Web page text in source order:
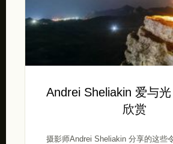
Andrei Sheliakin 爱与
欣赏
摄影师Andrei Sheliakin 分享的这些